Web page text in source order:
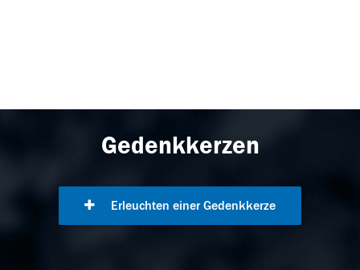
Gedenkkerzen
Erleuchten einer Gedenkkerze